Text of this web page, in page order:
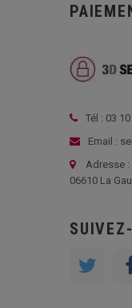
Tél : 03
Email :
Adresse :
06610 La